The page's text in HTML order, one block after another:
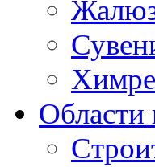
Области